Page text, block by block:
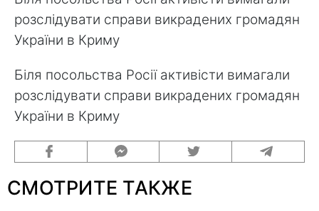
розслідувати справи викрадених громадян
України в Криму
Біля посольства Росії активісти вимагали
розслідувати справи викрадених громадян
України в Криму
СМОТРИТЕ ТАКЖЕ